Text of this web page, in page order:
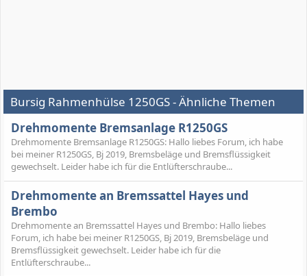
Bursig Rahmenhülse 1250GS - Ähnliche Themen
Drehmomente Bremsanlage R1250GS
Drehmomente Bremsanlage R1250GS: Hallo liebes Forum, ich habe
bei meiner R1250GS, Bj 2019, Bremsbeläge und Bremsflüssigkeit
gewechselt. Leider habe ich für die Entlüfterschraube...
Drehmomente an Bremssattel Hayes und
Brembo
Drehmomente an Bremssattel Hayes und Brembo: Hallo liebes
Forum, ich habe bei meiner R1250GS, Bj 2019, Bremsbeläge und
Bremsflüssigkeit gewechselt. Leider habe ich für die
Entlüfterschraube...